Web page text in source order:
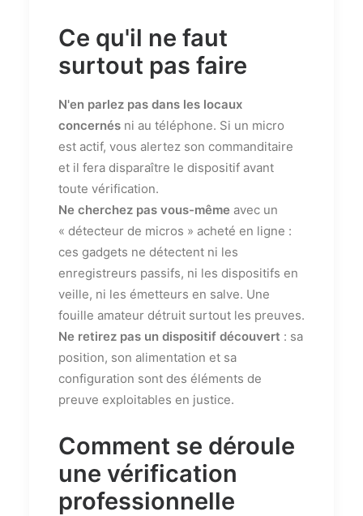
Ce qu'il ne faut
surtout pas faire
N'en parlez pas dans les locaux
concernés ni au téléphone. Si un micro
est actif, vous alertez son commanditaire
et il fera disparaître le dispositif avant
toute vérification.
Ne cherchez pas vous-même avec un
« détecteur de micros » acheté en ligne :
ces gadgets ne détectent ni les
enregistreurs passifs, ni les dispositifs en
veille, ni les émetteurs en salve. Une
fouille amateur détruit surtout les preuves.
Ne retirez pas un dispositif découvert : sa
position, son alimentation et sa
configuration sont des éléments de
preuve exploitables en justice.
Comment se déroule
une vérification
professionnelle